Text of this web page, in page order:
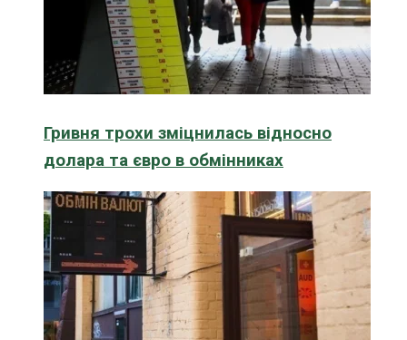
Гривня трохи зміцнилась відносно
долара та євро в обмінниках